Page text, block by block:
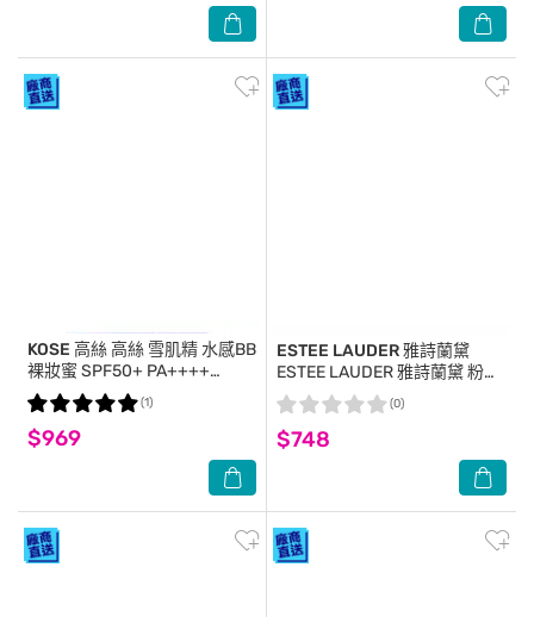
KOSE 高絲高絲 雪肌精 水感BB
裸妝蜜 SPF50+ PA++++
30g(01明亮膚色)x2入
$969
(1)
ESTEE LAUDER 雅詩蘭黛
ESTEE LAUDER 雅詩蘭黛 粉持
久天生美肌乖乖乳SPF20 PA++
(15ml)X5-專櫃公司貨
$748
(0)